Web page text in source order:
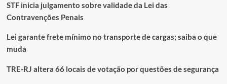
STF inicia julgamento sobre validade da Lei das
Contravenções Penais
Lei garante frete mínimo no transporte de cargas; saiba o que
muda
TRE-RJ altera 66 locais de votação por questões de segurança